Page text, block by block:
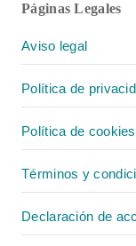
Páginas Legales
Aviso legal
Política de
Política de
Términos y
Declaración de